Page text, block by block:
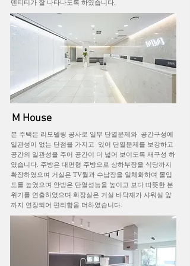
덴티티가 잘 나타나도록 하였습니다.
M House
​본 주택은 리모델링 공사로 일부 단열문제와 공간구성에
일관성이 없는 단점을 가지고 있어 단열문제를 보강하고
공간의 일관성을 주어 공간이 더 넓어 보이도록 재구성 하
였습니다. 주방은 대면형 주방으로 상하부장을 식당까지
확장하였으며 거실은 TV월과 수납장을 일체화하여 몰입
도를 높였으며 안방은 단열성능을 높이고 보다 따뜻한 분
위기를 연출하였으며 화장실은 거실 바닥재가 샤워실 앞
까지 연장되어 편리함을 더하였습니다.